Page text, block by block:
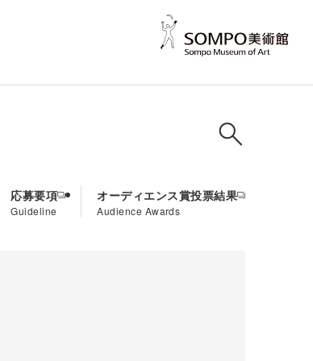
応募要項
Guideline
オーディエンス賞投票結果
Audience Awards